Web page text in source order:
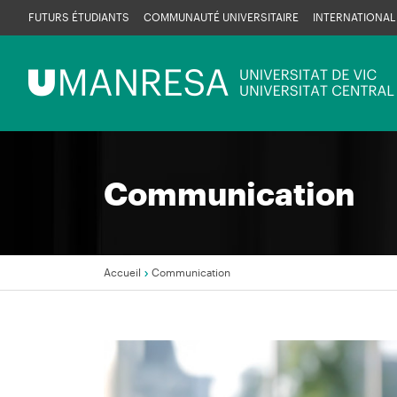
Aller
au
Menú
UManresa
FUTURS ÉTUDIANTS COMMUNAUTÉ UNIVERSITAIRE INTERNATIONAL
Communication
d'Ariane
Accueil Communication